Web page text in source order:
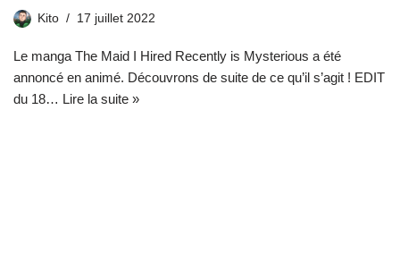
Kito 17 juillet 2022
Le manga The Maid I Hired Recently is Mysterious a été
annoncé en animé. Découvrons de suite de ce qu’il s’agit ! EDIT
du 18… Lire la suite »